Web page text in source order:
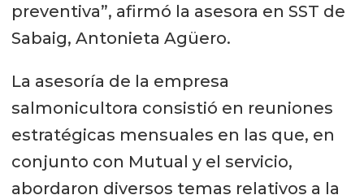
preventiva”, afirmó la asesora en SST de
Sabaig, Antonieta Agüero.
La asesoría de la empresa
salmonicultora consistió en reuniones
estratégicas mensuales en las que, en
conjunto con Mutual y el servicio,
abordaron diversos temas relativos a la